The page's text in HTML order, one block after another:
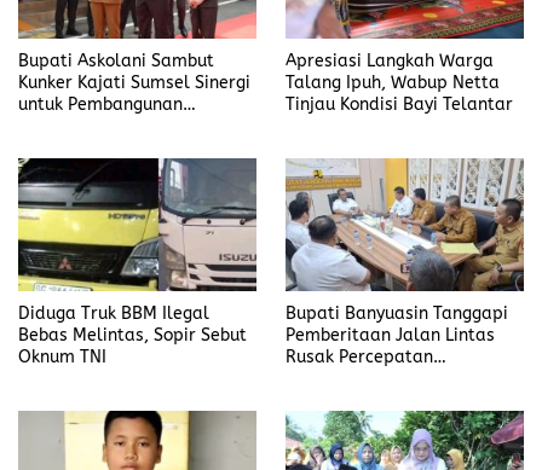
Bupati Askolani Sambut
Kunker Kajati Sumsel Sinergi
untuk Pembangunan
Apresiasi Langkah Warga
Talang Ipuh, Wabup Netta
Tinjau Kondisi Bayi Telantar
Diduga Truk BBM Ilegal
Bebas Melintas, Sopir Sebut
Oknum TNI
Bupati Banyuasin Tanggapi
Pemberitaan Jalan Lintas
Rusak Percepatan